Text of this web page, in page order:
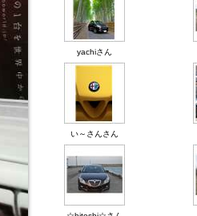
yachiさん
い～さんさん